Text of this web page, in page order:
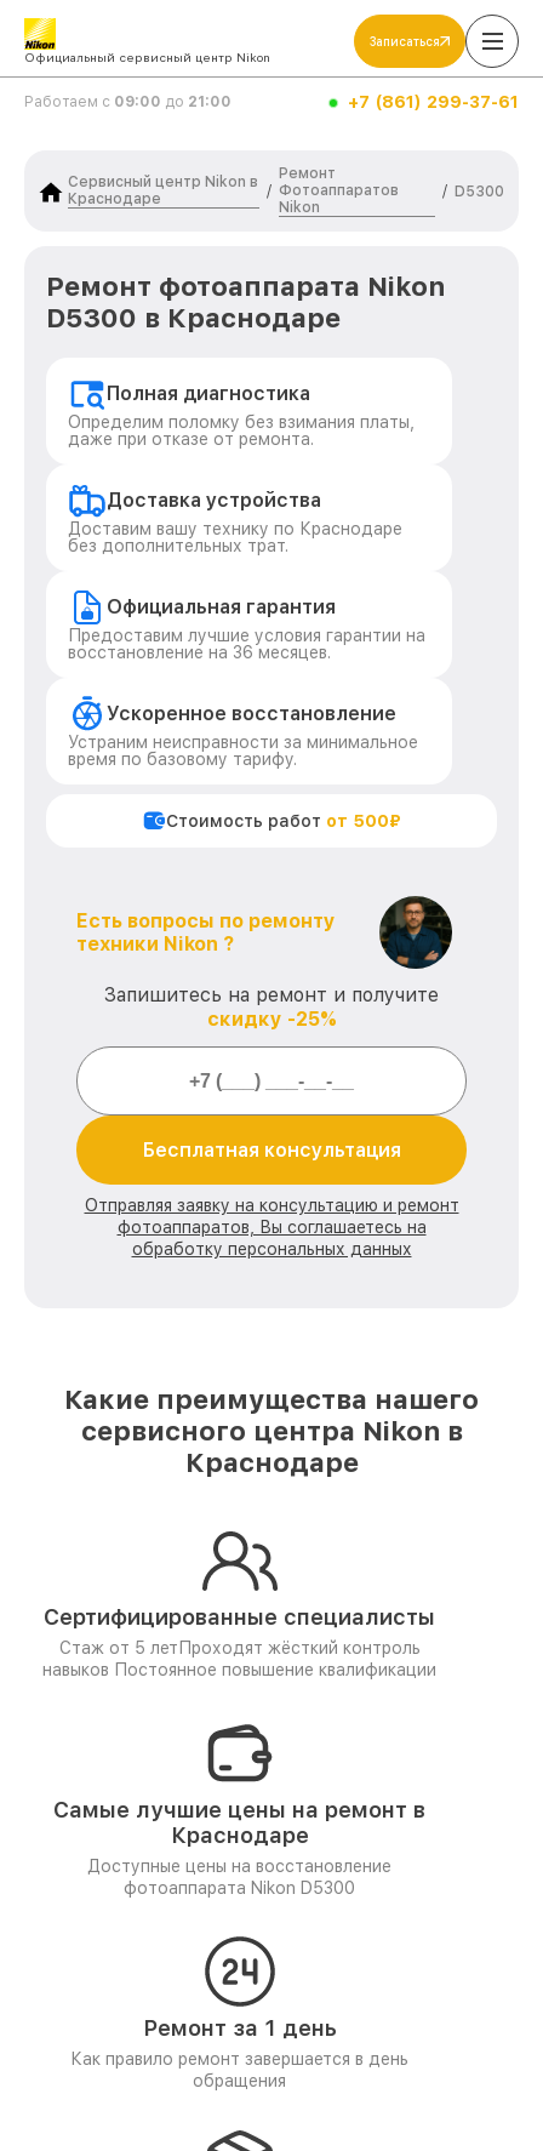
Официальный сервисный центр Nikon
Записаться
Работаем с 09:00 до 21:00 +7 (861) 299-37-61
Сервисный центр Nikon в
Краснодаре
/
Ремонт
Фотоаппаратов
Nikon
/ D5300
Ремонт фотоаппарата Nikon
D5300 в Краснодаре
Полная диагностика
Определим поломку без взимания платы,
даже при отказе от ремонта.
Доставка устройства
Доставим вашу технику по Краснодаре
без дополнительных трат.
Официальная гарантия
Предоставим лучшие условия гарантии на
восстановление на 36 месяцев.
Ускоренное восстановление
Устраним неисправности за минимальное
время по базовому тарифу.
Стоимость работ от 500₽
Есть вопросы по ремонту
техники Nikon ?
Запишитесь на ремонт и получите
скидку -25%
Бесплатная консультация
Отправляя заявку на консультацию и ремонт
фотоаппаратов, Вы соглашаетесь на
обработку персональных данных
Какие преимущества нашего
сервисного центра Nikon в
Краснодаре
Сертифицированные специалисты
Стаж от 5 лет Проходят жёсткий контроль
навыков Постоянное повышение квалификации
Самые лучшие цены на ремонт в
Краснодаре
Доступные цены на восстановление
фотоаппарата Nikon D5300
Ремонт за 1 день
Как правило ремонт завершается в день
обращения